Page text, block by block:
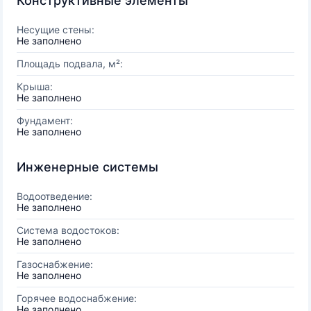
Несущие стены:
Не заполнено
Площадь подвала, м²:
Крыша:
Не заполнено
Фундамент:
Не заполнено
Инженерные системы
Водоотведение:
Не заполнено
Система водостоков:
Не заполнено
Газоснабжение:
Не заполнено
Горячее водоснабжение: